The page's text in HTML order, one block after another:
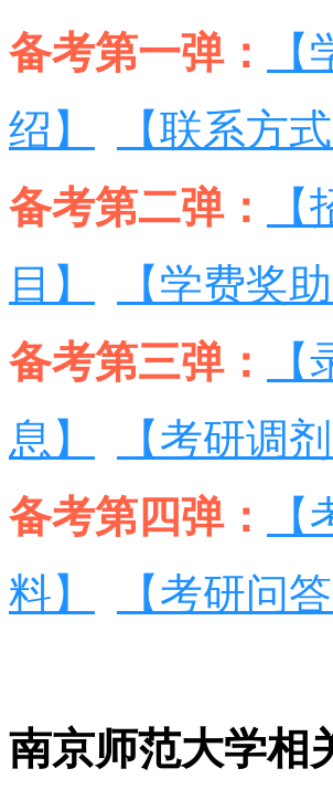
备考第一弹：
绍】
【联系方式
备考第二弹：
目】
【学费奖助
备考第三弹：
息】
【考研调剂
备考第四弹：
料】
【考研问答
南京师范大学相